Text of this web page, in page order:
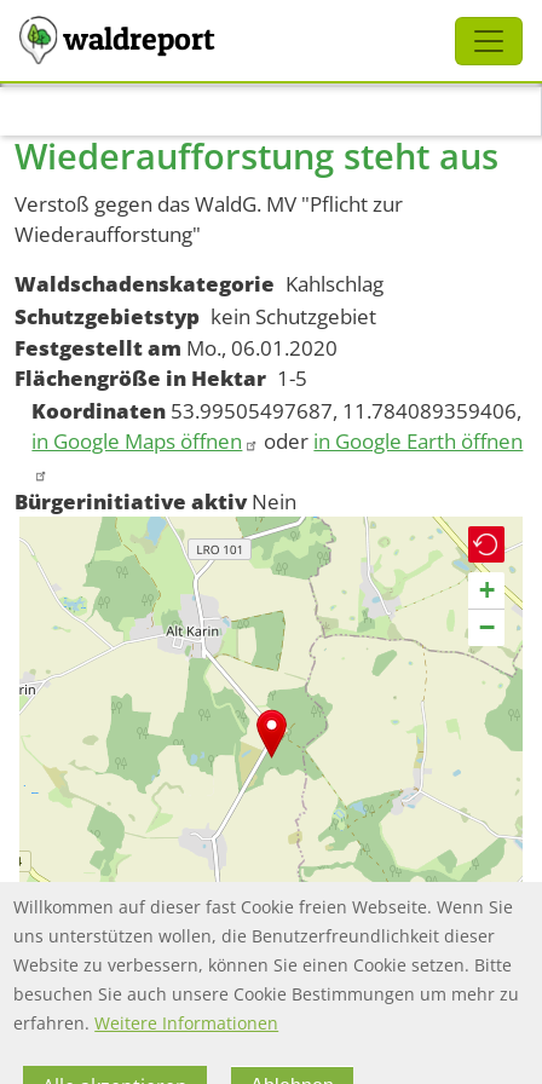
waldreport
Wiederaufforstung steht aus
Verstoß gegen das WaldG. MV "Pflicht zur
Wiederaufforstung"
Waldschadenskategorie Kahlschlag
Schutzgebietstyp kein Schutzgebiet
Festgestellt am Mo., 06.01.2020
Flächengröße in Hektar 1-5
Koordinaten 53.99505497687, 11.784089359406,
in Google Maps öffnen
oder in Google Earth öffnen
Bürgerinitiative aktiv Nein
+
−
Leaflet | ©OpenStreetMapcontributors
Schliessen
Willkommen auf dieser fast Cookie freien Webseite. Wenn Sie
uns unterstützen wollen, die Benutzerfreundlichkeit dieser
Website zu verbessern, können Sie einen Cookie setzen. Bitte
besuchen Sie auch unsere Cookie Bestimmungen um mehr zu
erfahren. Weitere Informationen